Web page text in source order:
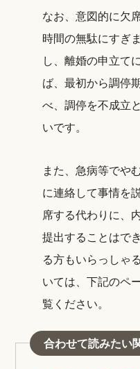
なお、意図的に欠
時間の無駄にすぎ
し、離婚の申立て
ば、最初から調停
べ、調停を不成立
いです。
また、急病等でや
に連絡して事情を
席する代わりに、
提出することはで
る方もいらっしゃ
いては、下記のペ
覧ください。
合わせて読みたい